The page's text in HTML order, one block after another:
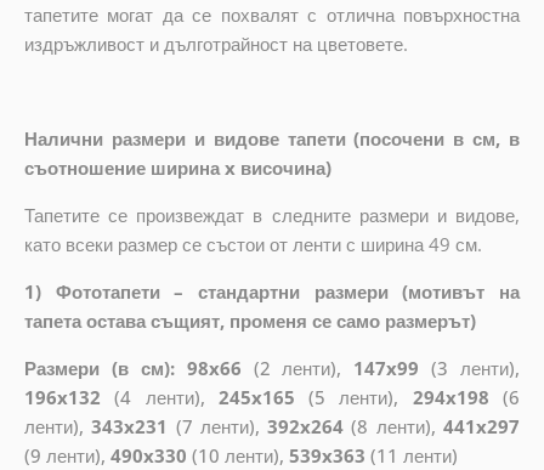
тапетите могат да се похвалят с отлична повърхностна
издръжливост и дълготрайност на цветовете.
Налични размери и видове тапети (посочени в см, в
съотношение ширина x височина)
Тапетите се произвеждат в следните размери и видове,
като всеки размер се състои от ленти с ширина 49 см.
1) Фототапети – стандартни размери (мотивът на
тапета остава същият, променя се само размерът)
Размери (в см): 98x66 (2 ленти), 147x99 (3 ленти),
196x132 (4 ленти), 245x165 (5 ленти), 294x198 (6
ленти),343x231 (7 ленти),392x264 (8 ленти),441x297
(9 ленти), 490x330 (10 ленти), 539x363 (11 ленти)